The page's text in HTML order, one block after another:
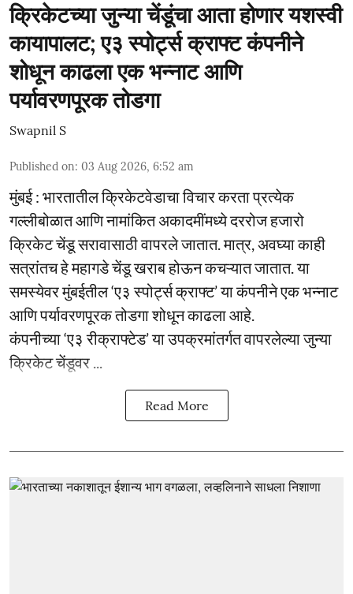
क्रिकेटच्या जुन्या चेंडूंचा आता होणार यशस्वी
कायापालट; ए३ स्पोर्ट्स क्राफ्ट कंपनीने
शोधून काढला एक भन्नाट आणि
पर्यावरणपूरक तोडगा
Swapnil S
Published on: 03 Aug 2026, 6:52 am
मुंबई : भारतातील क्रिकेटवेडाचा विचार करता प्रत्येक
गल्लीबोळात आणि नामांकित अकादमींमध्ये दररोज हजारो
क्रिकेट चेंडू सरावासाठी वापरले जातात. मात्र, अवघ्या काही
सत्रांतच हे महागडे चेंडू खराब होऊन कचऱ्यात जातात. या
समस्येवर मुंबईतील ‘ए३ स्पोर्ट्स क्राफ्ट’ या कंपनीने एक भन्नाट
आणि पर्यावरणपूरक तोडगा शोधून काढला आहे.
कंपनीच्या ‘ए३ रीक्राफ्टेड’ या उपक्रमांतर्गत वापरलेल्या जुन्या
क्रिकेट चेंडूवर ...
Read More